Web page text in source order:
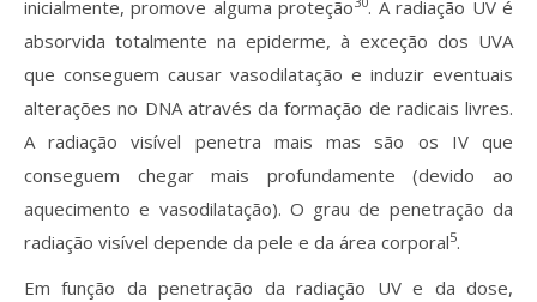
inicialmente, promove alguma proteção
. A radiação UV é
absorvida totalmente na epiderme, à exceção dos UVA
que conseguem causar vasodilatação e induzir eventuais
alterações no DNA através da formação de radicais livres.
A radiação visível penetra mais mas são os IV que
conseguem chegar mais profundamente (devido ao
aquecimento e vasodilatação). O grau de penetração da
radiação visível depende da pele e da área corporal5.
Em função da penetração da radiação UV e da dose,